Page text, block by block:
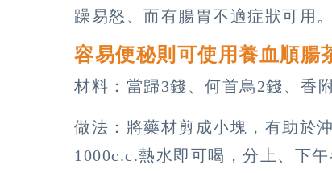
躁易怒、而有腸胃不適症狀可用。
容易便秘則可使用養血順腸
材料：當歸3錢、何首烏2錢、香
做法：將藥材剪成小塊，有助於
1000c.c.熱水即可喝，分上、下